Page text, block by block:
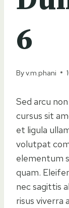
6
Byv.m.phani
Sed arcu
cursus sit
et ligula
volutpat
elementum
quam.
nec sagittis
risus viverra